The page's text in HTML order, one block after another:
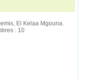
El Kelaa Mgouna.
: 10